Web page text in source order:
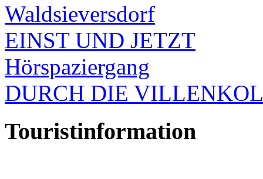
Waldsieversdorf
EINST UND JETZT
Hörspaziergang
DURCH DIE
Touristinformation